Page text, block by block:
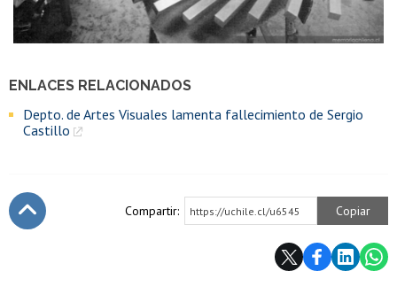
ENLACES RELACIONADOS
Depto. de Artes Visuales lamenta fallecimiento de Sergio
Castillo
Compartir: https://uchile.cl/u6545 Copiar